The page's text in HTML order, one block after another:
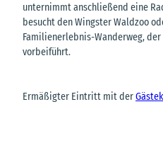
unternimmt anschließend eine
besucht den Wingster Waldzoo
Familienerlebnis-Wanderweg,
vorbeiführt.
Ermäßigter Eintritt mit der